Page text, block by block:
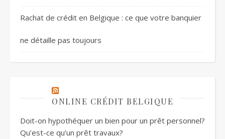
Rachat de crédit en Belgique : ce que votre banquier
ne détaille pas toujours
ONLINE CRÉDIT BELGIQUE
Doit-on hypothéquer un bien pour un prêt personnel?
Qu’est-ce qu’un prêt travaux?